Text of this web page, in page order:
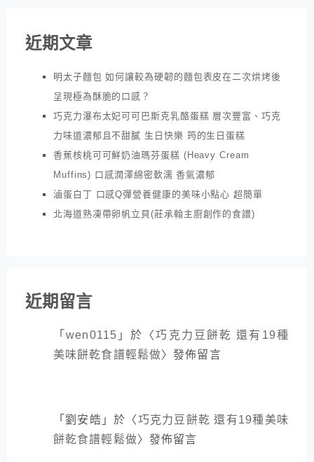
近期文章
明太子麵包 如何讓較為硬韌的麵包表皮在二次烘烤後
呈現極為酥脆的口感？
巧克力瀑布太妃可可巴斯克乳酪蛋糕 層次豐富、巧克
力味道濃郁且不甜膩 生日快樂 筠的生日蛋糕
香蕉核桃可可鮮奶油瑪芬蛋糕 (Heavy Cream
Muffins) 口感潤澤綿密軟濡 香氣濃郁
滷蛋白丁 口感Q彈營養健康的美味小點心 超簡單
北海道熟凍帶卵帆立貝(莊承翰主廚創作的食譜)
近期留言
「wen0115 」於〈巧克力豆餅乾 還有19種
美味餅乾食譜輕鬆做〉發佈留言
「劉安皓 」於〈巧克力豆餅乾 還有19種美味
餅乾食譜輕鬆做〉發佈留言